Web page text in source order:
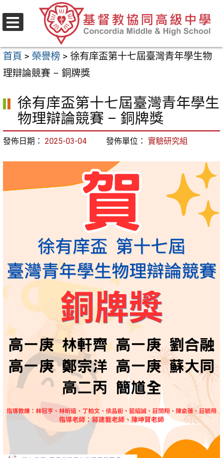
至
要
內
區
首頁 > 榮譽榜 > 徐有庠盃第十七屆臺灣青年學生物
理辯論競賽 – 銅牌獎
徐有庠盃第十七屆臺灣青年學生
物理辯論競賽 – 銅牌獎
發佈日期： 2025-03-04 發佈單位： 實驗研究組
選
單